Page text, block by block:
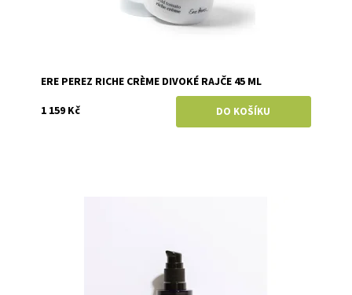
ERE PEREZ RICHE CRÈME DIVOKÉ RAJČE 45 ML
1 159 Kč